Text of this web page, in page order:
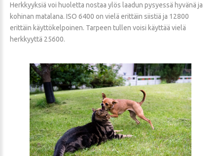
Herkkyyksiä voi huoletta nostaa ylös laadun pysyessä hyvänä ja
kohinan matalana. ISO 6400 on vielä erittäin siistiä ja 12800
erittäin käyttökelpoinen. Tarpeen tullen voisi käyttää vielä
herkkyyttä 25600.